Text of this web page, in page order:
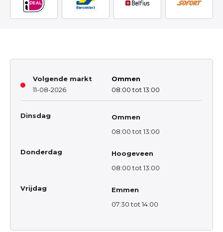
Volgende markt
11-08-2026
Ommen
08:00 tot 13:00
Dinsdag
Ommen
08:00 tot 13:00
Donderdag
Hoogeveen
08:00 tot 13:00
Vrijdag
Emmen
07:30 tot 14:00